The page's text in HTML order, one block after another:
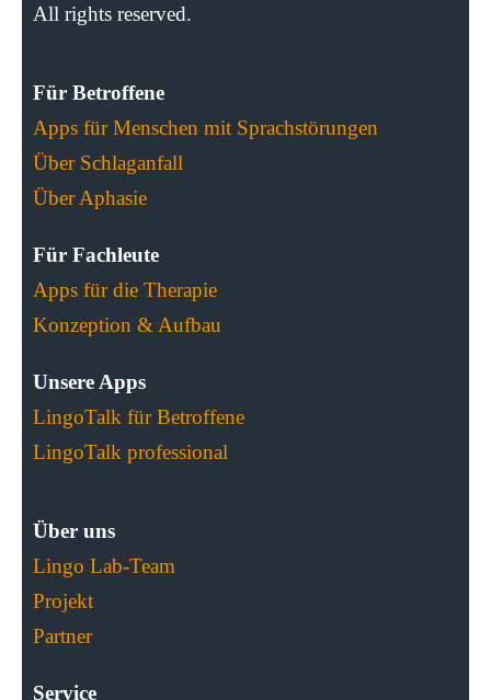
All rights reserved.
Für Betroffene
Apps für Menschen mit Sprachstörungen
Über Schlaganfall
Über Aphasie
Für Fachleute
Apps für die Therapie
Konzeption & Aufbau
Unsere Apps
LingoTalk für Betroffene
LingoTalk professional
Über uns
Lingo Lab-Team
Projekt
Partner
Service